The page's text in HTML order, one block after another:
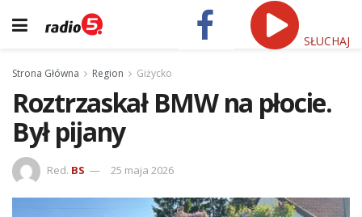
SŁUCHAJ
Strona Główna Region Giżycko
Roztrzaskał BMW na płocie.
Był pijany
Red. BS 25 maja 2026